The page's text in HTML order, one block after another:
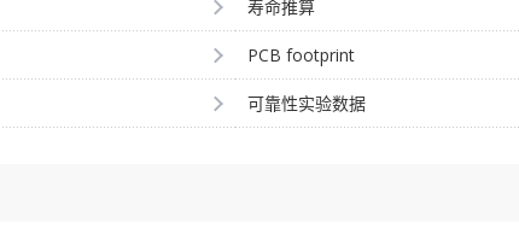
寿命推算
PCB footprint
可靠性实验数据